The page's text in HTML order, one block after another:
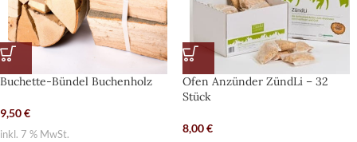
Buchette-Bündel Buchenholz
9,50€
inkl. 7 % MwSt.
Ofen Anzünder ZündLi – 32
Stück
8,00€